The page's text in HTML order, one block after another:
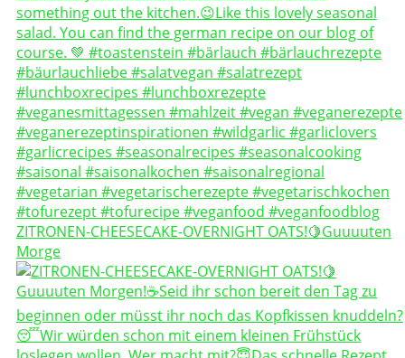
ZITRONEN-CHEESECAKE-OVERNIGHT OATS!🍋Guuuuten
Morge